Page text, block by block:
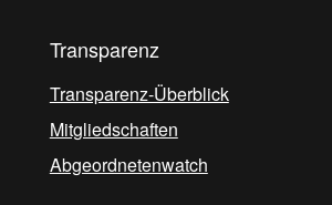
Transparenz
Transparenz-Überblick
Mitgliedschaften
Abgeordnetenwatch